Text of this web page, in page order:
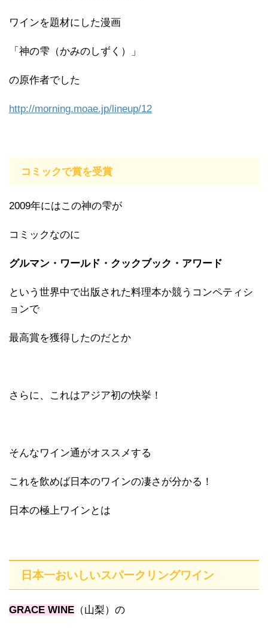
ワインを題材にした漫画
「神の雫（かみのしずく）」
の原作者でした
http://morning.moae.jp/lineup/12
コミックで賞を受賞
2009年にはこの神の雫が
コミックなのに
グルマン・ワールド・クックブック・アワード
という世界中で出版された料理本か競うコンペティシ
ョンで
最高賞を獲得したのだとか
さらに、これはアジア初の快挙！
そんなワイン通がオススメする
これを飲めば日本のワインの凄さが分かる！
日本の極上ワインとは
日本一おいしいスパークリングワイン
GRACE WINE （山梨）の